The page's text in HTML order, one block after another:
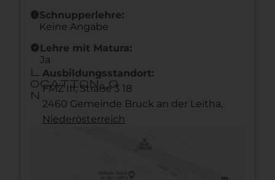
infoSchnupperlehre:
Keine Angabe
new_releasesLehre mit Matura:
Ja
l
ocation_o
n
Ausbildungsstandort:
FMZ III, Straße 3 18
2460 Gemeinde Bruck an der Leitha,
Nieder­österreich